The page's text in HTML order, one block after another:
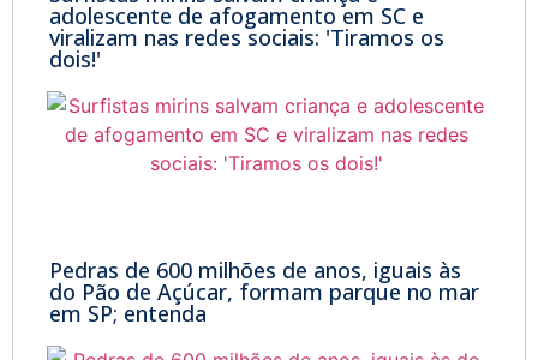
adolescente de afogamento em SC e
viralizam nas redes sociais: 'Tiramos os
dois!'
Pedras de 600 milhões de anos, iguais às
do Pão de Açúcar, formam parque no mar
em SP; entenda